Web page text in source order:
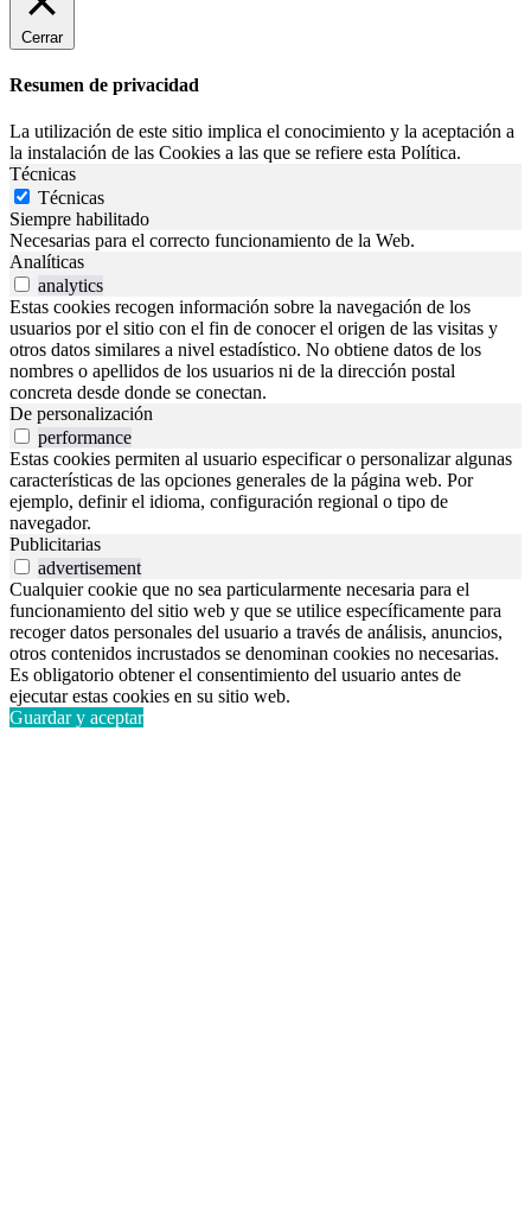
Cerrar
Resumen de privacidad
La utilización de este sitio implica el conocimiento y la aceptación a
la instalación de las Cookies a las que se refiere esta Política.
Técnicas
Técnicas
Siempre habilitado
Necesarias para el correcto funcionamiento de la Web.
Analíticas
analytics
Estas cookies recogen información sobre la navegación de los
usuarios por el sitio con el fin de conocer el origen de las visitas y
otros datos similares a nivel estadístico. No obtiene datos de los
nombres o apellidos de los usuarios ni de la dirección postal
concreta desde donde se conectan.
De personalización
performance
Estas cookies permiten al usuario especificar o personalizar algunas
características de las opciones generales de la página web. Por
ejemplo, definir el idioma, configuración regional o tipo de
navegador.
Publicitarias
advertisement
Cualquier cookie que no sea particularmente necesaria para el
funcionamiento del sitio web y que se utilice específicamente para
recoger datos personales del usuario a través de análisis, anuncios,
otros contenidos incrustados se denominan cookies no necesarias.
Es obligatorio obtener el consentimiento del usuario antes de
ejecutar estas cookies en su sitio web.
Guardar y aceptar